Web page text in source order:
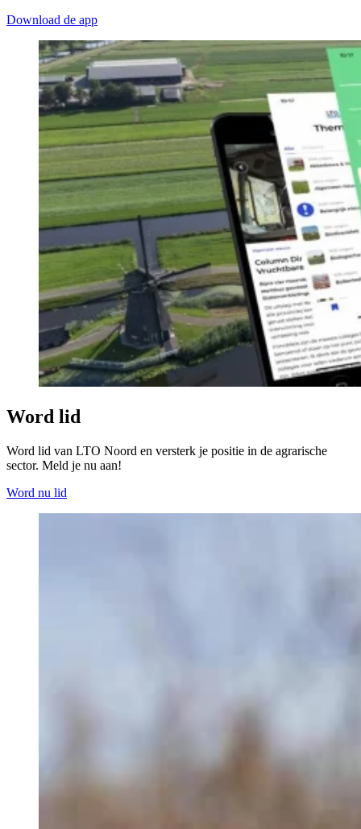
Download de app
Word lid
Word lid van LTO Noord en versterk je positie in de agrarische
sector. Meld je nu aan!
Word nu lid